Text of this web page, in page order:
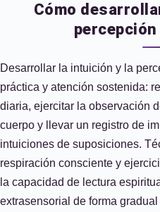
Cómo
Desarrollar la intuición y la
práctica y atención sostenida:
diaria, ejercitar la observación
cuerpo y llevar un registro de
intuiciones de suposiciones.
respiración consciente y
la capacidad de lectura
extrasensorial de forma gradual